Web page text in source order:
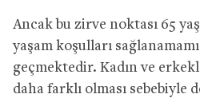
Ancak bu zirve noktası 65
yaşam koşulları
geçmektedir. Kadın ve
daha farklı olması sebebiyle